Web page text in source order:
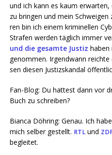
und ich kann es kaum
zu brin­gen und mein
ren bin ich einem kri­mi­nel­len
Stra­fen wer­den täg­lich immer
und die gesam­te Jus­tiz haben
genom­men. Irgend­wann
sen die­sen Jus­tiz­skan­dal
Fan-Blog: Du hat­test dann vor
Buch zu schreiben?
Bian­ca Döh­ring: Genau. Ich
mich sel­ber gestellt. RTL und
begleitet.